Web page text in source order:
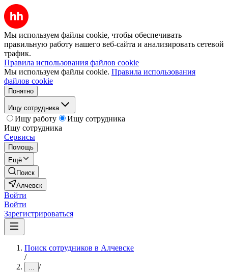
Мы используем файлы cookie, чтобы обеспечивать
правильную работу нашего веб-сайта и анализировать сетевой
трафик.
Правила использования файлов cookie
Мы используем файлы cookie. Правила использования
файлов cookie
Понятно
Ищу сотрудника
Ищу работу
Ищу сотрудника
Ищу сотрудника
Сервисы
Помощь
Ещё
Поиск
Алчевск
Войти
Войти
Зарегистрироваться
Поиск сотрудников в Алчевске
/
... /